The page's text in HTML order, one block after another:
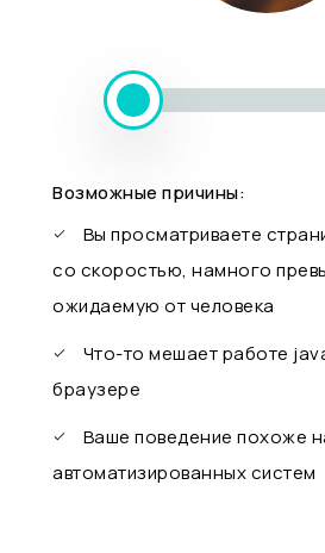
Возможные причины:
Вы просматриваете
со скоростью, намного
ожидаемую от человека
Что-то мешает работе
браузере
Ваше поведение похоже
автоматизированных систем